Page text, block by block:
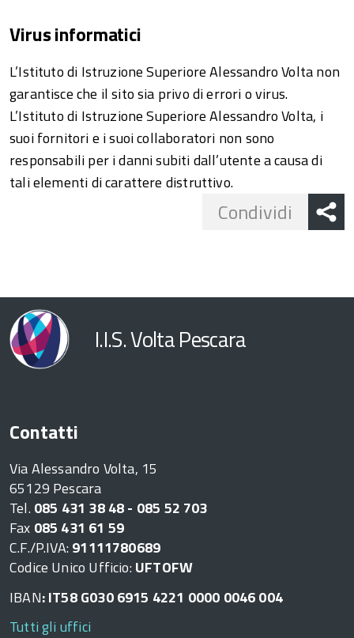
Virus informatici
L’Istituto di Istruzione Superiore Alessandro Volta non
garantisce che il sito sia privo di errori o virus.
L’Istituto di Istruzione Superiore Alessandro Volta, i
suoi fornitori e i suoi collaboratori non sono
responsabili per i danni subiti dall’utente a causa di
tali elementi di carattere distruttivo.
Condividi
I.I.S. Volta Pescara
Contatti
Via Alessandro Volta, 15
65129 Pescara
Tel. 085 431 38 48 - 085 52 703
Fax 085 431 61 59
C.F./P.IVA: 91111780689
Codice Unico Ufficio: UFTOFW
IBAN: IT58 G030 6915 4221 0000 0046 004
Tutti gli uffici